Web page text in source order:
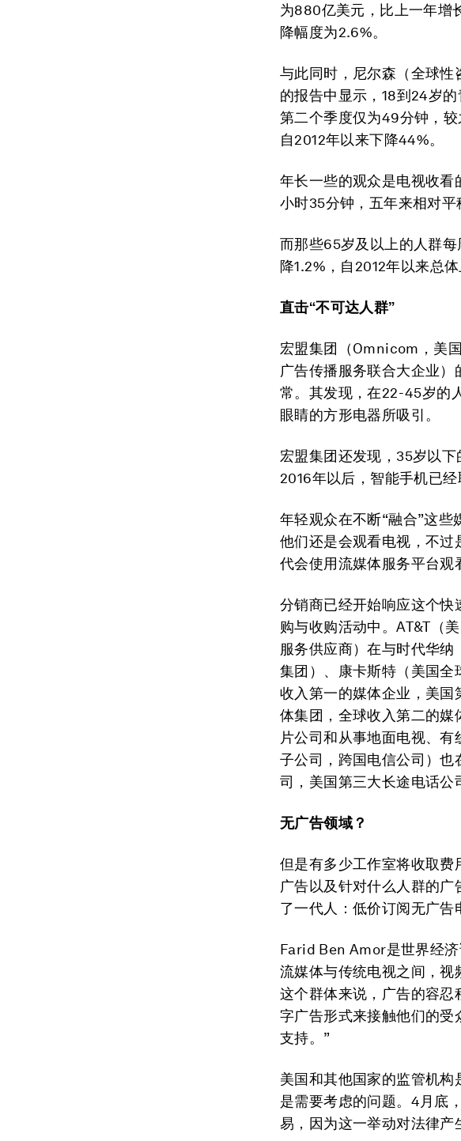
为880亿美元，比上一年增
降幅度为2.6%。
与此同时，尼尔森（全球
的报告中显示，18到24岁
第二个季度仅为49分钟，
自2012年以来下降44%。
年长一些的观众是电视收
小时35分钟，五年来相对平
而那些65岁及以上的人群
降1.2%，自2012年以来总体
直击“不可达人群”
宏盟集团（Omnicom，美
广告传播服务联合大企业
常。其发现，在22-45岁的
眼睛的方形电器所吸引。
宏盟集团还发现，35岁以下
2016年以后，智能手机已
年轻观众在不断“融合”这
他们还是会观看电视，不
代会使用流媒体服务平台观
分销商已经开始响应这个
购与收购活动中。AT&T（
服务供应商）在与时代华
集团）、康卡斯特（美国全
收入第一的媒体企业，美国
体集团，全球收入第二的媒
片公司和从事地面电视、
子公司，跨国电信公司）
司，美国第三大长途电话公
无广告领域？
但是有多少工作室将收取
广告以及针对什么人群的
了一代人：低价订阅无广告
Farid Ben Amor是世界经
流媒体与传统电视之间，
这个群体来说，广告的容忍
字广告形式来接触他们的受
支持。”
美国和其他国家的监管机构
是需要考虑的问题。4月底，
易，因为这一举动对法律产